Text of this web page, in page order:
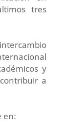
tres
y
a
en: